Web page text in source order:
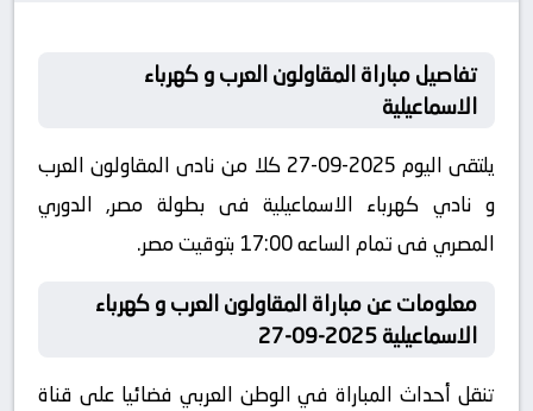
تفاصيل مباراة المقاولون العرب و كهرباء
الاسماعيلية
يلتقى اليوم 2025-09-27 كلا من نادى المقاولون العرب
و نادي كهرباء الاسماعيلية فى بطولة مصر, الدوري
المصري فى تمام الساعه 17:00 بتوقيت مصر.
معلومات عن مباراة المقاولون العرب و كهرباء
الاسماعيلية 2025-09-27
تنقل أحداث المباراة في الوطن العربي فضائيا على قناة